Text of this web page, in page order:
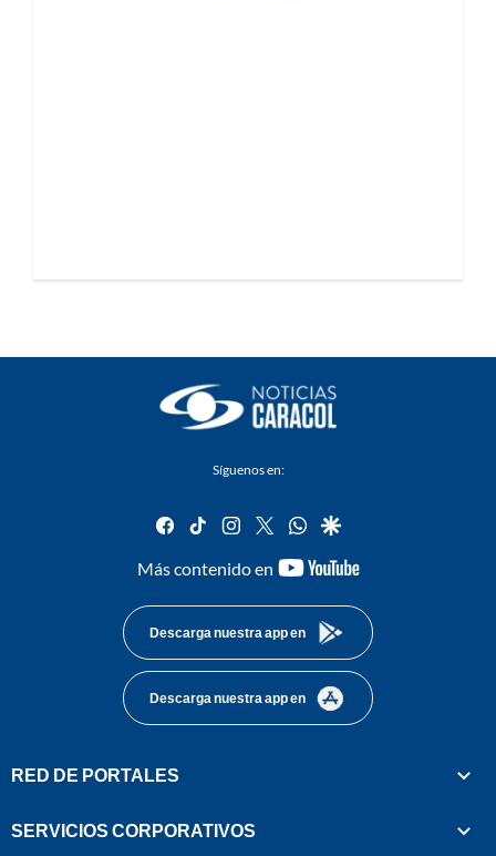
Síguenos en:
facebook
tiktok instagram
twitterwhatsapp
google
Más contenido en
youtube-
Descarga nuestra app en
Descarga nuestra app en
RED DE PORTALES
SERVICIOS CORPORATIVOS